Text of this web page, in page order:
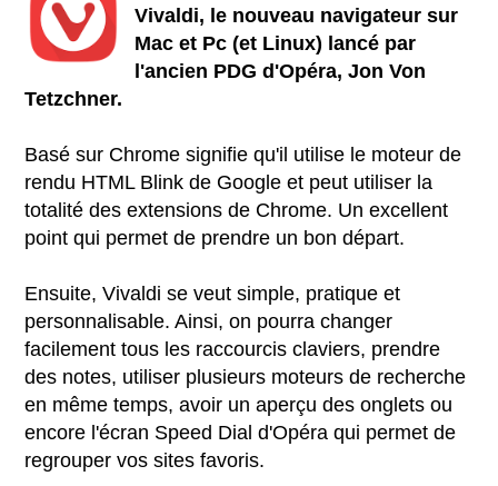
Vivaldi, le nouveau navigateur sur
Mac et Pc (et Linux) lancé par
l'ancien PDG d'Opéra, Jon Von
Tetzchner.
Basé sur Chrome signifie qu'il utilise le moteur de
rendu HTML Blink de Google et peut utiliser la
totalité des extensions de Chrome. Un excellent
point qui permet de prendre un bon départ.
Ensuite, Vivaldi se veut simple, pratique et
personnalisable. Ainsi, on pourra changer
facilement tous les raccourcis claviers, prendre
des notes, utiliser plusieurs moteurs de recherche
en même temps, avoir un aperçu des onglets ou
encore l'écran Speed Dial d'Opéra qui permet de
regrouper vos sites favoris.